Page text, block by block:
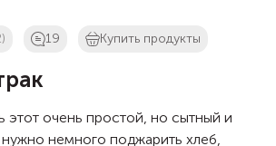
19 Купить продукты
этот очень простой, но сытный и
нужно немного поджарить хлеб,